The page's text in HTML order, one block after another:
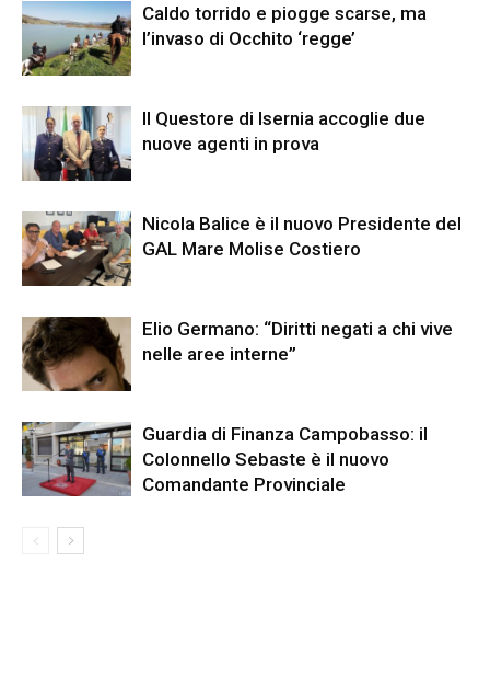
Caldo torrido e piogge scarse, ma
l’invaso di Occhito ‘regge’
Il Questore di Isernia accoglie due
nuove agenti in prova
Nicola Balice è il nuovo Presidente del
GAL Mare Molise Costiero
Elio Germano: “Diritti negati a chi vive
nelle aree interne”
Guardia di Finanza Campobasso: il
Colonnello Sebaste è il nuovo
Comandante Provinciale